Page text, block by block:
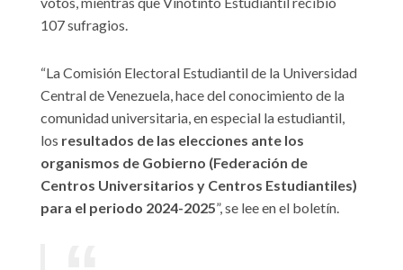
107 sufragios.
“La Comisión Electoral Estudiantil de la Universidad
Central de Venezuela, hace del conocimiento de la
comunidad universitaria, en especial la estudiantil,
los resultados de las elecciones ante los
organismos de Gobierno (Federación de
Centros Universitarios y Centros Estudiantiles)
para el periodo 2024-2025”, se lee en el boletín.